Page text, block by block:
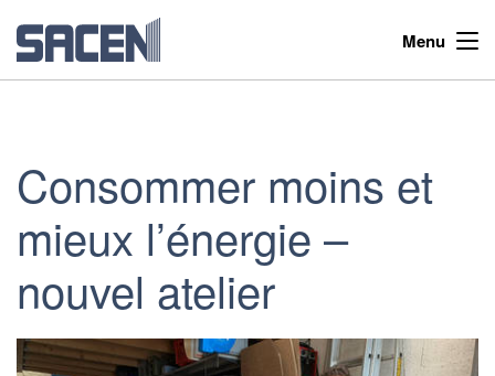
Menu
Consommer moins et
mieux l’énergie –
nouvel atelier